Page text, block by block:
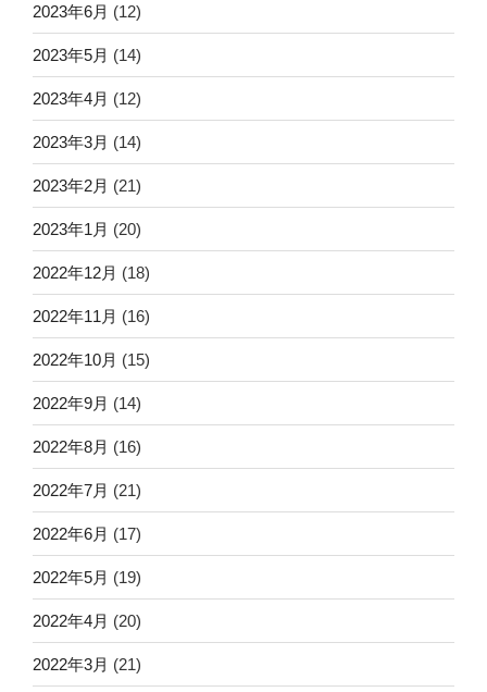
2023年6月 (12)
2023年5月 (14)
2023年4月 (12)
2023年3月 (14)
2023年2月 (21)
2023年1月 (20)
2022年12月 (18)
2022年11月 (16)
2022年10月 (15)
2022年9月 (14)
2022年8月 (16)
2022年7月 (21)
2022年6月 (17)
2022年5月 (19)
2022年4月 (20)
2022年3月 (21)